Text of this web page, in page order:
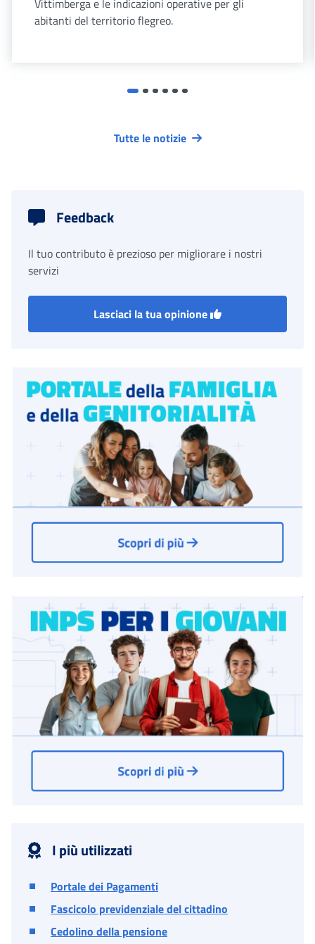
Vittimberga e le indicazioni operative per gli
abitanti del territorio flegreo.
Tutte le notizie
Feedback
Il tuo contributo è prezioso per migliorare i nostri
servizi
Lasciaci la tua opinione
I più utilizzati
Portale dei Pagamenti
Fascicolo previdenziale del cittadino
Cedolino della pensione